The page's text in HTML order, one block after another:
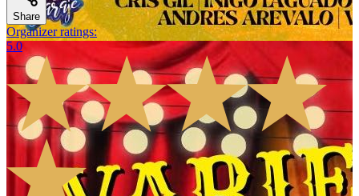
Share
Organizer ratings:
5.0